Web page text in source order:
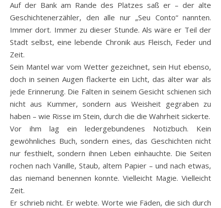
Auf der Bank am Rande des Platzes saß er – der alte
Geschichtenerzähler, den alle nur „Seu Conto“ nannten.
Immer dort. Immer zu dieser Stunde. Als wäre er Teil der
Stadt selbst, eine lebende Chronik aus Fleisch, Feder und
Zeit.
Sein Mantel war vom Wetter gezeichnet, sein Hut ebenso,
doch in seinen Augen flackerte ein Licht, das älter war als
jede Erinnerung. Die Falten in seinem Gesicht schienen sich
nicht aus Kummer, sondern aus Weisheit gegraben zu
haben – wie Risse im Stein, durch die die Wahrheit sickerte.
Vor ihm lag ein ledergebundenes Notizbuch. Kein
gewöhnliches Buch, sondern eines, das Geschichten nicht
nur festhielt, sondern ihnen Leben einhauchte. Die Seiten
rochen nach Vanille, Staub, altem Papier – und nach etwas,
das niemand benennen konnte. Vielleicht Magie. Vielleicht
Zeit.
Er schrieb nicht. Er webte. Worte wie Fäden, die sich durch